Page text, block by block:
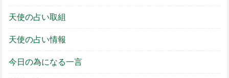
天使の占い取組
天使の占い情報
今日の為になる一言